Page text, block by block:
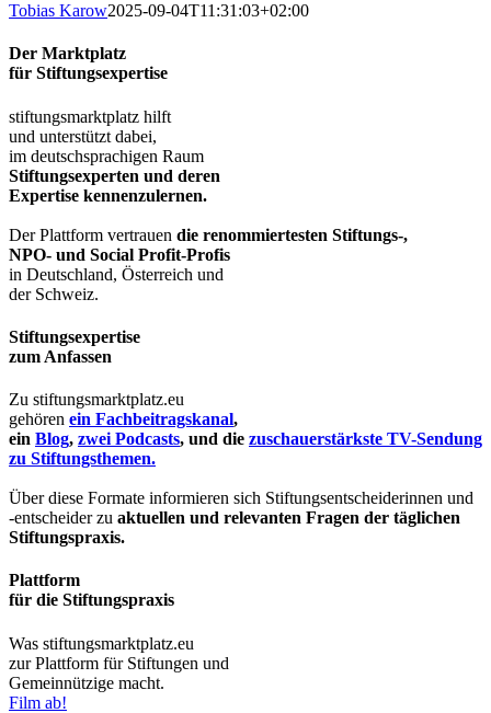
Tobias Karow2025-09-04T11:31:03+02:00
Der Marktplatz
für Stiftungsexpertise
stiftungsmarktplatz hilft
und unterstützt dabei,
im deutschsprachigen Raum
Stiftungsexperten und deren
Expertise kennenzulernen.
Der Plattform vertrauen die renommiertesten Stiftungs-,
NPO- und Social Profit-Profis
in Deutschland, Österreich und
der Schweiz.
Stiftungsexpertise
zum Anfassen
Zu stiftungsmarktplatz.eu
gehören ein Fachbeitragskanal,
ein Blog, zwei Podcasts, und die zuschauerstärkste TV-Sendung
zu Stiftungsthemen.
Über diese Formate informieren sich Stiftungsentscheiderinnen und
-entscheider zu aktuellen und relevanten Fragen der täglichen
Stiftungspraxis.
Plattform
für die Stiftungspraxis
Was stiftungsmarktplatz.eu
zur Plattform für Stiftungen und
Gemeinnützige macht.
Film ab!